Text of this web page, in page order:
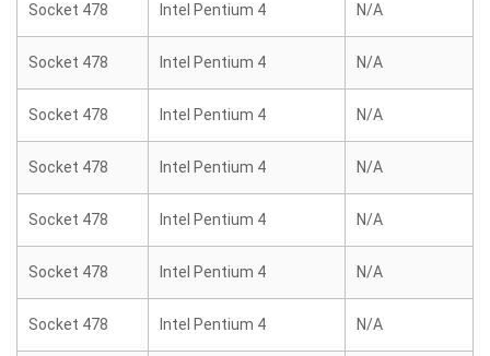
Socket 478 Intel Pentium 4 N/A
Socket 478 Intel Pentium 4 N/A
Socket 478 Intel Pentium 4 N/A
Socket 478 Intel Pentium 4 N/A
Socket 478 Intel Pentium 4 N/A
Socket 478 Intel Pentium 4 N/A
Socket 478 Intel Pentium 4 N/A